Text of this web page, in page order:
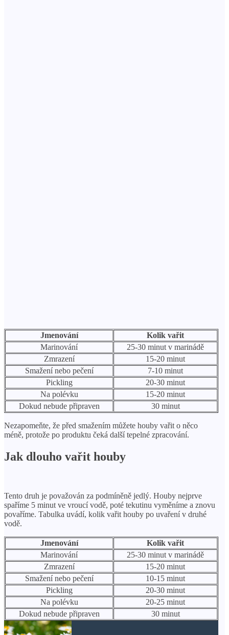
Jmenování
Kolik vařit
Marinování
25-30 minut v marinádě
Zmrazení
15-20 minut
Smažení nebo pečení
7-10 minut
Pickling
20-30 minut
Na polévku
15-20 minut
Dokud nebude připraven
30 minut
Nezapomeňte, že před smažením můžete houby vařit o něco
méně, protože po produktu čeká další tepelné zpracování.
Jak dlouho vařit houby
Tento druh je považován za podmíněně jedlý. Houby nejprve
spaříme 5 minut ve vroucí vodě, poté tekutinu vyměníme a znovu
povaříme. Tabulka uvádí, kolik vařit houby po uvaření v druhé
vodě.
Jmenování
Kolik vařit
Marinování
25-30 minut v marinádě
Zmrazení
15-20 minut
Smažení nebo pečení
10-15 minut
Pickling
20-30 minut
Na polévku
20-25 minut
Dokud nebude připraven
30 minut